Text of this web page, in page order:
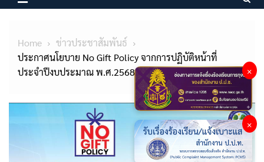
Home
ข่าวประชาสัมพันธ์
ประกาศนโยบาย No Gift Policy จากการปฏิบัติหน้าที่
ประจำปีงบประมาณ พ.ศ.2568
×
×